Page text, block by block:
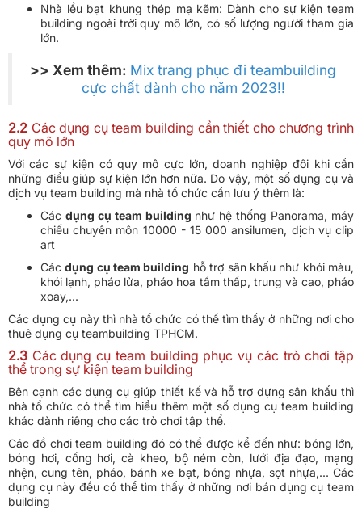
Nhà lều bạt khung thép mạ kẽm: Dành cho sự kiện team
building ngoài trời quy mô lớn, có số lượng người tham gia
lớn.
>> Xem thêm: Mix trang phục đi teambuilding
cực chất dành cho năm 2023!!
2.2 Các dụng cụ team building cần thiết cho chương trình
quy mô lớn
Với các sự kiện có quy mô cực lớn, doanh nghiệp đôi khi cần
những điều giúp sự kiện lớn hơn nữa. Do vậy, một số dụng cụ và
dịch vụ team building mà nhà tổ chức cần lưu ý thêm là:
Các dụng cụ team building như hệ thống Panorama, máy
chiếu chuyên môn 10000 - 15 000 ansilumen, dịch vụ clip
art
Cácdụng cụ team building hỗ trợ sân khấu như khói màu,
khói lạnh, pháo lửa, pháo hoa tầm thấp, trung và cao, pháo
xoay,...
Các dụng cụ này thì nhà tổ chức có thể tìm thấy ở những nơi cho
thuê dụng cụ teambuilding TPHCM.
2.3 Các dụng cụ team building phục vụ các trò chơi tập
thể trong sự kiện team building
Bên cạnh các dụng cụ giúp thiết kế và hỗ trợ dựng sân khấu thì
nhà tổ chức có thể tìm hiểu thêm một số dụng cụ team building
khác dành riêng cho các trò chơi tập thể.
Các đồ chơi team building đó có thể được kể đến như: bóng lớn,
bóng hơi, cổng hơi, cà kheo, bộ ném còn, lưới địa đạo, mạng
nhện, cung tên, pháo, bánh xe bạt, bóng nhựa, sọt nhựa,... Các
dụng cụ này đều có thể tìm thấy ở những nơi bán dụng cụ team
building